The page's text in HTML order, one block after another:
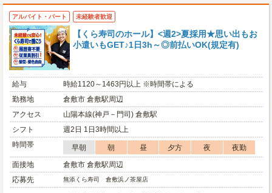
アルバイト・パート 未経験者歓迎
【くら寿司のホール】<週2>夏採用★思い出もお
小遣いもGET♪1日3h～◎前払いOK(規定有)
給与
時給1120～1463円以上 ※時間帯による
勤務地
倉敷市 倉敷駅周辺
アクセス
山陽本線(神戸－門司) 倉敷駅
シフト
週2日 1日3時間以上
時間帯
早朝 朝 昼 夕方 夜
夜勤
面接地
倉敷市 倉敷駅周辺
応募先
無添くら寿司 倉敷浜ノ茶屋店